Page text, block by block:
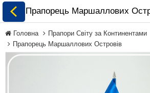
Головна Прапори Світу за Континентами
Прапорець Маршаллових Островів